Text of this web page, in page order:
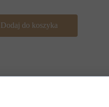
Dodaj do koszyka